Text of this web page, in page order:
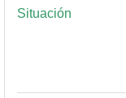
Situación